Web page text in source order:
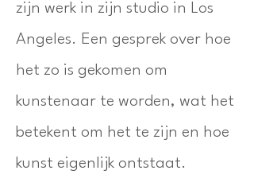
zijn werk in zijn studio in Los
Angeles. Een gesprek over hoe
het zo is gekomen om
kunstenaar te worden, wat het
betekent om het te zijn en hoe
kunst eigenlijk ontstaat.